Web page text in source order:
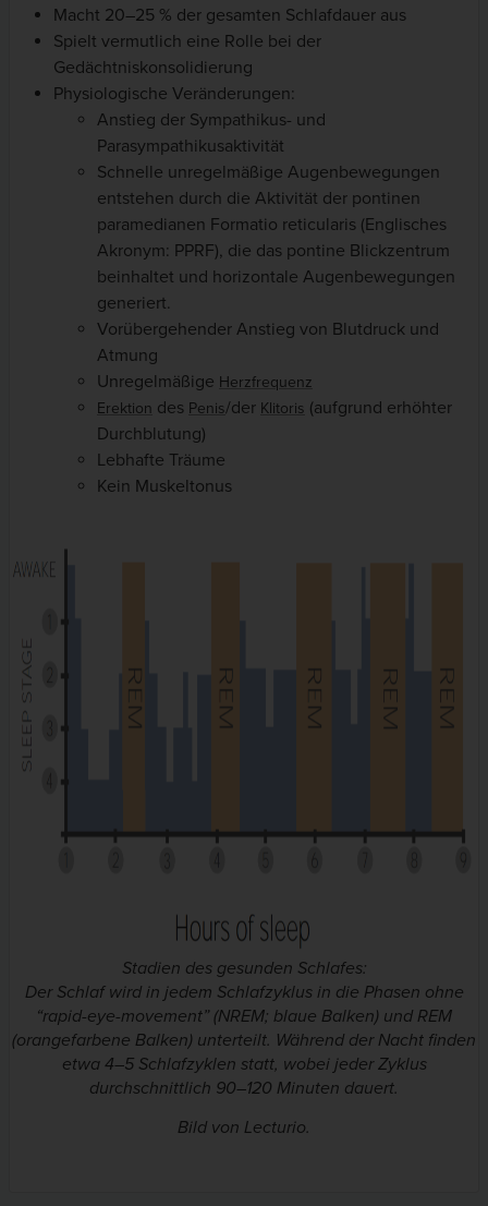
Macht 20–25 % der gesamten Schlafdauer aus
Spielt vermutlich eine Rolle bei der
Gedächtniskonsolidierung
Physiologische Veränderungen:
Anstieg der Sympathikus- und
Parasympathikusaktivität
Schnelle unregelmäßige Augenbewegungen
entstehen durch die Aktivität der pontinen
paramedianen Formatio reticularis (Englisches
Akronym: PPRF), die das pontine Blickzentrum
beinhaltet und horizontale Augenbewegungen
generiert.
Vorübergehender Anstieg von Blutdruck und
Atmung
Unregelmäßige Herzfrequenz
Erektion des Penis/der Klitoris (aufgrund erhöhter
Durchblutung)
Lebhafte Träume
Kein Muskeltonus
Stadien des gesunden Schlafes:
Der Schlaf wird in jedem Schlafzyklus in die Phasen ohne
“rapid-eye-movement” (NREM; blaue Balken) und REM
(orangefarbene Balken) unterteilt. Während der Nacht finden
etwa 4–5 Schlafzyklen statt, wobei jeder Zyklus
durchschnittlich 90–120 Minuten dauert.
Bild von Lecturio.